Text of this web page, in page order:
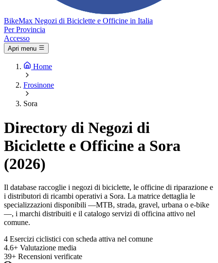
BikeMax Negozi di Biciclette e Officine in Italia
Per Provincia
Accesso
Apri menu
Home
Frosinone
Sora
Directory di Negozi di
Biciclette e Officine a Sora
(2026)
Il database raccoglie i negozi di biciclette, le officine di riparazione e
i distributori di ricambi operativi a Sora. La matrice dettaglia le
specializzazioni disponibili —MTB, strada, gravel, urbana o e-bike
—, i marchi distribuiti e il catalogo servizi di officina attivo nel
comune.
4 Esercizi ciclistici con scheda attiva nel comune
4.6+ Valutazione media
39+ Recensioni verificate